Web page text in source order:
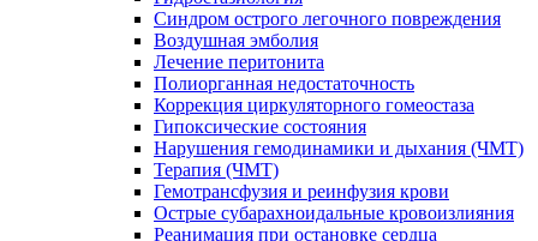
Cиндром острого легочного повреждения
Воздушная эмболия
Лечение перитонита
Полиорганная недостаточность
Коррекция циркуляторного гомеостаза
Гипоксические состояния
Нарушения гемодинамики и дыхания (ЧМТ)
Терапия (ЧМТ)
Гемотрансфузия и реинфузия крови
Острые субарахноидальные кровоизлияния
Реанимация при остановке сердца